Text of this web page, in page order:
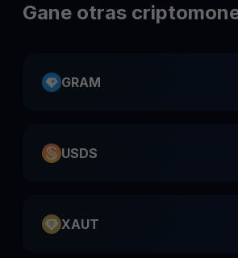
Gane otras
GRAM
USDS
XAUT